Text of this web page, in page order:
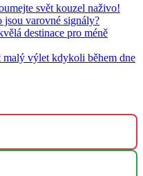
svět kouzel naživo!
jsou varovné signály?
destinace pro méně
výlet kdykoli během dne